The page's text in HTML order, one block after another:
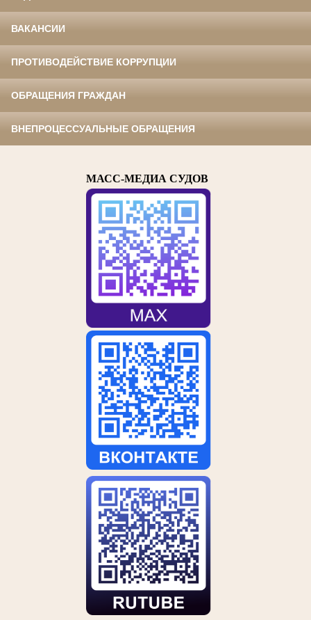
ВАКАНСИИ
ПРОТИВОДЕЙСТВИЕ КОРРУПЦИИ
ОБРАЩЕНИЯ ГРАЖДАН
ВНЕПРОЦЕССУАЛЬНЫЕ ОБРАЩЕНИЯ
МАСС-МЕДИА СУДОВ